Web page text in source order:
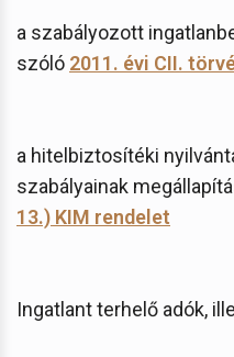
a szabályozott
szóló 2011. évi CII.
a hitelbiztosítéki
szabályainak
13.) KIM rendelet
Ingatlant terhelő adók,